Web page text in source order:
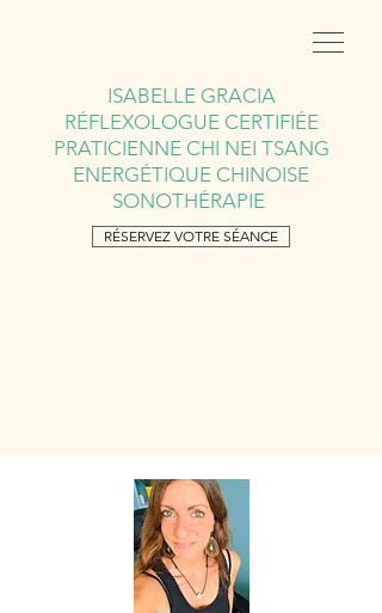
ISABELLE GRACIA
RÉFLEXOLOGUE CERTIFIÉE
PRATICIENNE CHI NEI TSANG
ENERGÉTIQUE CHINOISE
SONOTHÉRAPIE
RÉSERVEZ VOTRE SÉANCE